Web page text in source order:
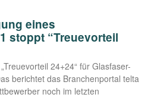
eines
stoppt “Treuevorteil
24+24“ für Glas­­fa­­ser-
berich­tet das Bran­chen­por­tal tel​ta​
noch im letz­ten